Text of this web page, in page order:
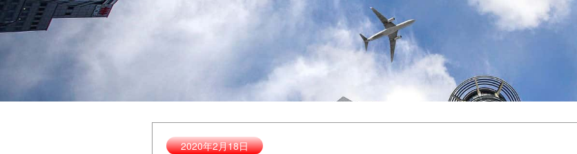
2020年2月18日